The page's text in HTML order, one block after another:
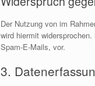
Der Nutzung von im
wird hiermit
Spam-E-Mails, vor.
3.